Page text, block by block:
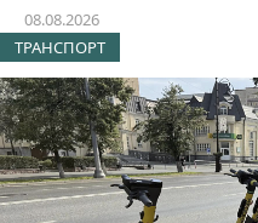
08.08.2026
ТРАНСПОРТ